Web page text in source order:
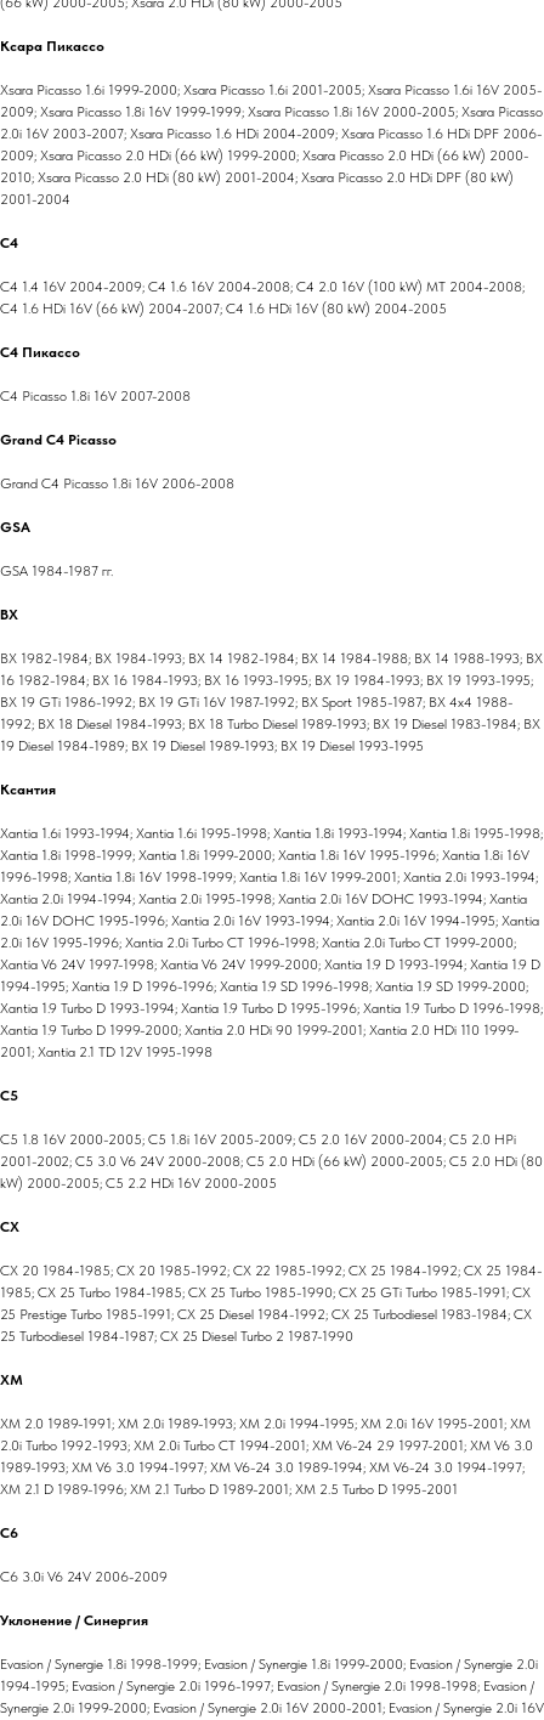
Ксара Пикассо
Xsara Picasso 1.6i 1999-2000; Xsara Picasso 1.6i 2001-2005; Xsara Picasso 1.6i 16V 2005-
2009; Xsara Picasso 1.8i 16V 1999-1999; Xsara Picasso 1.8i 16V 2000-2005; Xsara Picasso
2.0i 16V 2003-2007; Xsara Picasso 1.6 HDi 2004-2009; Xsara Picasso 1.6 HDi DPF 2006-
2009; Xsara Picasso 2.0 HDi (66 kW) 1999-2000; Xsara Picasso 2.0 HDi (66 kW) 2000-
2010; Xsara Picasso 2.0 HDi (80 kW) 2001-2004; Xsara Picasso 2.0 HDi DPF (80 kW)
2001-2004
C4
C4 1.4 16V 2004-2009; C4 1.6 16V 2004-2008; C4 2.0 16V (100 kW) MT 2004-2008;
C4 1.6 HDi 16V (66 kW) 2004-2007; C4 1.6 HDi 16V (80 kW) 2004-2005
C4 Пикассо
C4 Picasso 1.8i 16V 2007-2008
Grand C4 Picasso
Grand C4 Picasso 1.8i 16V 2006-2008
GSA
GSA 1984-1987 гг.
BX
BX 1982-1984; BX 1984-1993; BX 14 1982-1984; BX 14 1984-1988; BX 14 1988-1993; BX
16 1982-1984; BX 16 1984-1993; BX 16 1993-1995; BX 19 1984-1993; BX 19 1993-1995;
BX 19 GTi 1986-1992; BX 19 GTi 16V 1987-1992; BX Sport 1985-1987; BX 4x4 1988-
1992; BX 18 Diesel 1984-1993; BX 18 Turbo Diesel 1989-1993; BX 19 Diesel 1983-1984; BX
19 Diesel 1984-1989; BX 19 Diesel 1989-1993; BX 19 Diesel 1993-1995
Ксантия
Xantia 1.6i 1993-1994; Xantia 1.6i 1995-1998; Xantia 1.8i 1993-1994; Xantia 1.8i 1995-1998;
Xantia 1.8i 1998-1999; Xantia 1.8i 1999-2000; Xantia 1.8i 16V 1995-1996; Xantia 1.8i 16V
1996-1998; Xantia 1.8i 16V 1998-1999; Xantia 1.8i 16V 1999-2001; Xantia 2.0i 1993-1994;
Xantia 2.0i 1994-1994; Xantia 2.0i 1995-1998; Xantia 2.0i 16V DOHC 1993-1994; Xantia
2.0i 16V DOHC 1995-1996; Xantia 2.0i 16V 1993-1994; Xantia 2.0i 16V 1994-1995; Xantia
2.0i 16V 1995-1996; Xantia 2.0i Turbo CT 1996-1998; Xantia 2.0i Turbo CT 1999-2000;
Xantia V6 24V 1997-1998; Xantia V6 24V 1999-2000; Xantia 1.9 D 1993-1994; Xantia 1.9 D
1994-1995; Xantia 1.9 D 1996-1996; Xantia 1.9 SD 1996-1998; Xantia 1.9 SD 1999-2000;
Xantia 1.9 Turbo D 1993-1994; Xantia 1.9 Turbo D 1995-1996; Xantia 1.9 Turbo D 1996-1998;
Xantia 1.9 Turbo D 1999-2000; Xantia 2.0 HDi 90 1999-2001; Xantia 2.0 HDi 110 1999-
2001; Xantia 2.1 TD 12V 1995-1998
C5
C5 1.8 16V 2000-2005; C5 1.8i 16V 2005-2009; C5 2.0 16V 2000-2004; C5 2.0 HPi
2001-2002; C5 3.0 V6 24V 2000-2008; C5 2.0 HDi (66 kW) 2000-2005; C5 2.0 HDi (80
kW) 2000-2005; C5 2.2 HDi 16V 2000-2005
CX
CX 20 1984-1985; CX 20 1985-1992; CX 22 1985-1992; CX 25 1984-1992; CX 25 1984-
1985; CX 25 Turbo 1984-1985; CX 25 Turbo 1985-1990; CX 25 GTi Turbo 1985-1991; CX
25 Prestige Turbo 1985-1991; CX 25 Diesel 1984-1992; CX 25 Turbodiesel 1983-1984; CX
25 Turbodiesel 1984-1987; CX 25 Diesel Turbo 2 1987-1990
XM
XM 2.0 1989-1991; XM 2.0i 1989-1993; XM 2.0i 1994-1995; XM 2.0i 16V 1995-2001; XM
2.0i Turbo 1992-1993; XM 2.0i Turbo CT 1994-2001; XM V6-24 2.9 1997-2001; XM V6 3.0
1989-1993; XM V6 3.0 1994-1997; XM V6-24 3.0 1989-1994; XM V6-24 3.0 1994-1997;
XM 2.1 D 1989-1996; XM 2.1 Turbo D 1989-2001; XM 2.5 Turbo D 1995-2001
C6
C6 3.0i V6 24V 2006-2009
Уклонение / Синергия
Evasion / Synergie 1.8i 1998-1999; Evasion / Synergie 1.8i 1999-2000; Evasion / Synergie 2.0i
1994-1995; Evasion / Synergie 2.0i 1996-1997; Evasion / Synergie 2.0i 1998-1998; Evasion /
Synergie 2.0i 1999-2000; Evasion / Synergie 2.0i 16V 2000-2001; Evasion / Synergie 2.0i 16V